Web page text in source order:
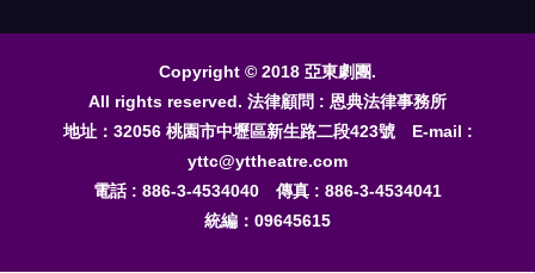
Copyright © 2018 亞東劇團.
All rights reserved. 法律顧問 : 恩典法律事務所
地址：32056 桃園市中壢區新生路二段423號 E-mail :
yttc@yttheatre.com
電話 : 886-3-4534040 傳真 : 886-3-4534041
統編：09645615